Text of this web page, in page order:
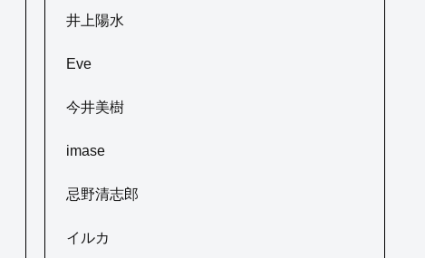
井上陽水
Eve
今井美樹
imase
忌野清志郎
イルカ